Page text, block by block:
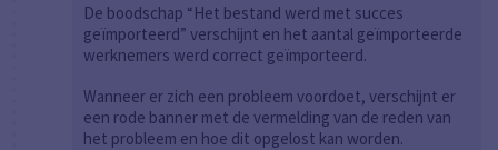
De boodschap “Het bestand werd met succes
geïmporteerd” verschijnt en het aantal geïmporteerde
werknemers werd correct geïmporteerd.
Wanneer er zich een probleem voordoet, verschijnt er
een rode banner met de vermelding van de reden van
het probleem en hoe dit opgelost kan worden.